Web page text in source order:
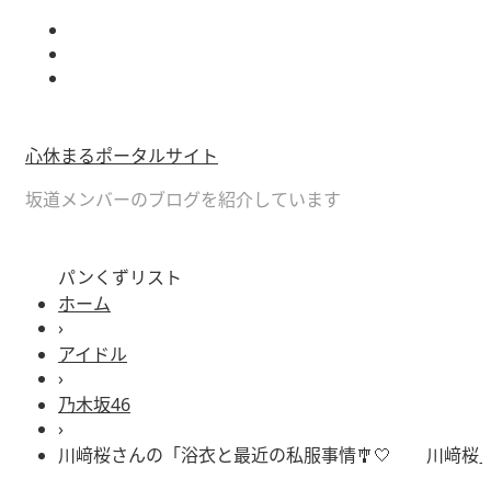
心休まるポータルサイト
坂道メンバーのブログを紹介しています
パンくずリスト
ホーム
›
アイドル
›
乃木坂46
›
川﨑桜さんの「浴衣と最近の私服事情🎐🤍 川﨑桜